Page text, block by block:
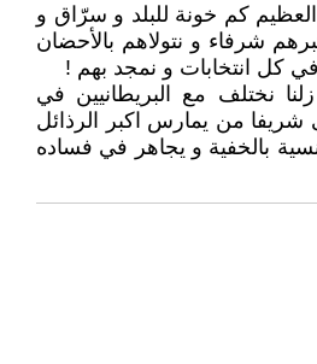
كم خونة للبلد و سرّاق و
شرفاء و نتولاهم بالأحضان
في كل انتخابات و نمجد بهم !
نختلف مع البريطانيين في
من يمارس اكبر الرذائل
بالخفية و يجاهر في فساده